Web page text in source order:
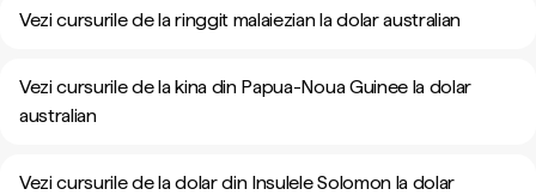
Vezi cursurile de la ringgit malaiezian la dolar australian
Vezi cursurile de la kina din Papua-Noua Guinee la dolar
australian
Vezi cursurile de la dolar din Insulele Solomon la dolar